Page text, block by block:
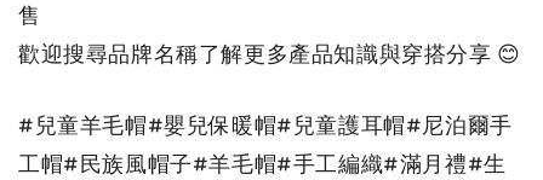
售
歡迎搜尋品牌名稱了解更多產品知識與穿搭分享 😊
#兒童羊毛帽#嬰兒保暖帽#兒童護耳帽#尼泊爾手
工帽#民族風帽子#羊毛帽#手工編織#滿月禮#生